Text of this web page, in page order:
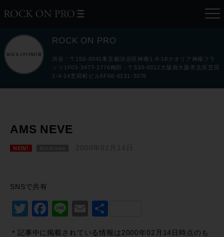
ROCK ON PRO
渋谷：〒150-0041東京都渋谷区神南1-8-18クオリア神南フラ
ッツ1F03-3477-1776梅田：〒530-0012大阪府大阪市北区芝田
1-4-14芝田町ビル6F06-6131-3078
AMS NEVE
NEW! 2000年02月14日
SNSで共有
Twitter
Facebook
LineEmail
＊記事中に掲載されている情報は2000年02月14日時点のも